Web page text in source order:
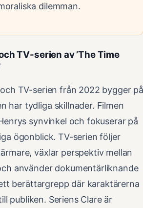
dilemman.
TV-serien av ’The Time
TV-serien från 2022 bygger på
har tydliga skillnader. Filmen
synvinkel och fokuserar på
ögonblick. TV-serien följer
växlar perspektiv mellan
använder dokumentärliknande
berättargrepp där karaktärerna
publiken. Seriens Clare är